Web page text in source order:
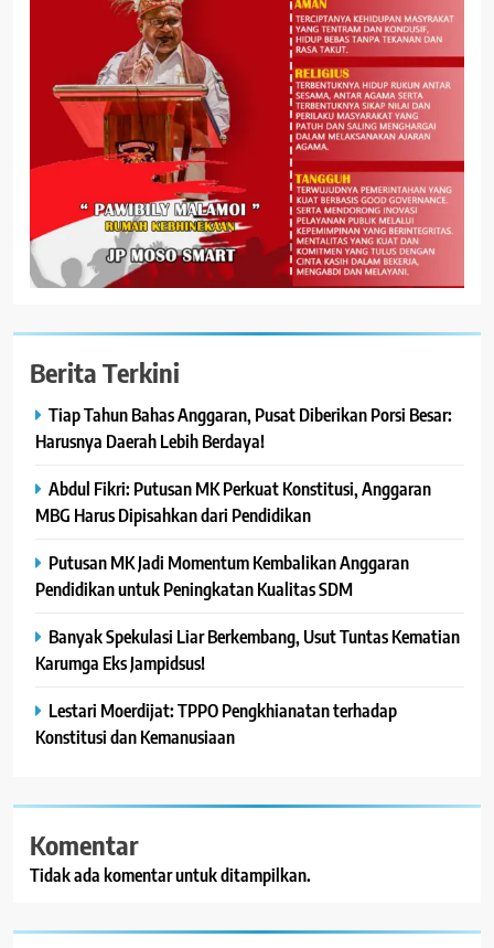
Berita Terkini
Tiap Tahun Bahas Anggaran, Pusat Diberikan Porsi Besar:
Harusnya Daerah Lebih Berdaya!
Abdul Fikri: Putusan MK Perkuat Konstitusi, Anggaran
MBG Harus Dipisahkan dari Pendidikan
Putusan MK Jadi Momentum Kembalikan Anggaran
Pendidikan untuk Peningkatan Kualitas SDM
Banyak Spekulasi Liar Berkembang, Usut Tuntas Kematian
Karumga Eks Jampidsus!
Lestari Moerdijat: TPPO Pengkhianatan terhadap
Konstitusi dan Kemanusiaan
Komentar
Tidak ada komentar untuk ditampilkan.